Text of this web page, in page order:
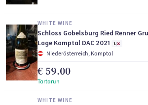
WHITE WINE
Schloss Gobelsburg Ried Renner
Lage Kamptal DAC 2021
Niederösterreich, Kamptal
€ 59.00
Tartarun
WHITE WINE